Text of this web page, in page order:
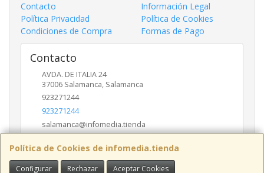
Política de Cookies de infomedia.tienda
Configurar Rechazar Aceptar Cookies
Contacto
Información Legal
Política Privacidad
Política de Cookies
Condiciones de Compra
Formas de Pago
Contacto
AVDA. DE ITALIA 24
37006 Salamanca, Salamanca
923271244
923271244
salamanca@infomedia.tienda
Horario